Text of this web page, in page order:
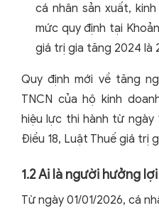
cá nhân sản xuất,
mức quy định tại
giá trị gia tăng 2024 là
Quy định mới về tăng
TNCN của hộ kinh
hiệu lực thi hành từ ngày
Điều 18, Luật Thuế giá trị
1.2 Ai là người hưởng
Từ ngày 01/01/2026, cá